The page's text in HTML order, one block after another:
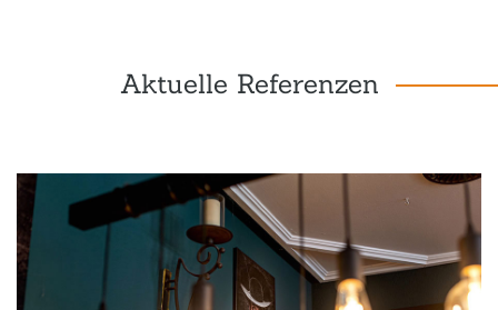
Aktuelle Referenzen